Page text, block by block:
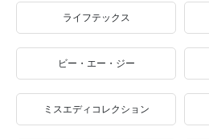
ライフテックス
ビー・エー・ジー
ミスエディコレクション